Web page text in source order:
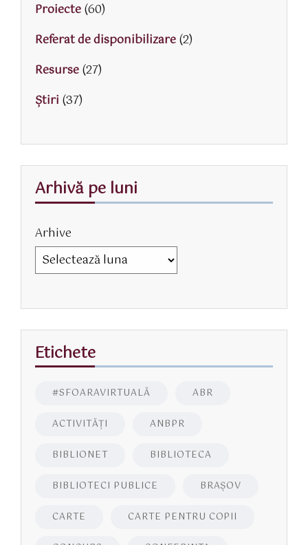
Proiecte(60)
Referat de disponibilizare(2)
Resurse(27)
Știri (37)
Arhivă pe luni
Arhive
Etichete
#SFOARAVIRTUALĂ ABR
ACTIVITĂŢI ANBPR
BIBLIONET BIBLIOTECA
BIBLIOTECI PUBLICE BRAŞOV
CARTE CARTE PENTRU COPII